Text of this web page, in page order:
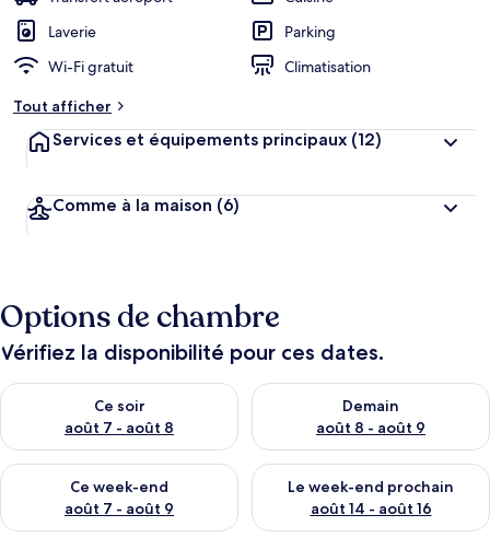
Laverie
Parking
Wi-Fi gratuit
Climatisation
Tout afficher
Services et équipements principaux (12)
Comme à la maison (6)
Options de chambre
Vérifiez la disponibilité pour ces dates.
Ce soir
août 7 - août 8
Vérifier la disponibilité pour ce soir août 7 - août 8
Demain
août 8 - août 9
Vérifier la disponibilité pour
Ce week-end
août 7 - août 9
Vérifier la disponibilité pour ce week-end août 7 - août 9
Le week-end prochain
août 14 - août 16
Vérifier la disponibilité pour